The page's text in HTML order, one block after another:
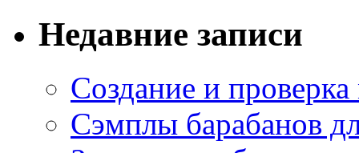
Недавние записи
Создание и
Сэмплы барабанов